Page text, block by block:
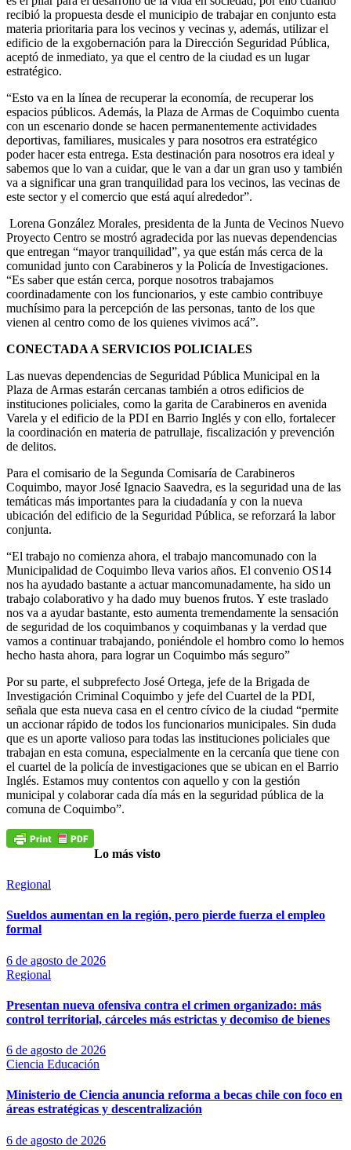
recibió la propuesta desde el municipio de trabajar en conjunto esta
materia prioritaria para los vecinos y vecinas y, además, utilizar el
edificio de la exgobernación para la Dirección Seguridad Pública,
aceptó de inmediato, ya que el centro de la ciudad es un lugar
estratégico.
“Esto va en la línea de recuperar la economía, de recuperar los
espacios públicos. Además, la Plaza de Armas de Coquimbo cuenta
con un escenario donde se hacen permanentemente actividades
deportivas, familiares, musicales y para nosotros era estratégico
poder hacer esta entrega. Esta destinación para nosotros era ideal y
sabemos que lo van a cuidar, que le van a dar un gran uso y también
va a significar una gran tranquilidad para los vecinos, las vecinas de
este sector y el comercio que está aquí alrededor”.
Lorena González Morales, presidenta de la Junta de Vecinos Nuevo
Proyecto Centro se mostró agradecida por las nuevas dependencias
que entregan “mayor tranquilidad”, ya que están más cerca de la
comunidad junto con Carabineros y la Policía de Investigaciones.
“Es saber que están cerca, porque nosotros trabajamos
coordinadamente con los funcionarios, y este cambio contribuye
muchísimo para la percepción de las personas, tanto de los que
vienen al centro como de los quienes vivimos acá”.
CONECTADA A SERVICIOS POLICIALES
Las nuevas dependencias de Seguridad Pública Municipal en la
Plaza de Armas estarán cercanas también a otros edificios de
instituciones policiales, como la garita de Carabineros en avenida
Varela y el edificio de la PDI en Barrio Inglés y con ello, fortalecer
la coordinación en materia de patrullaje, fiscalización y prevención
de delitos.
Para el comisario de la Segunda Comisaría de Carabineros
Coquimbo, mayor José Ignacio Saavedra, es la seguridad una de las
temáticas más importantes para la ciudadanía y con la nueva
ubicación del edificio de la Seguridad Pública, se reforzará la labor
conjunta.
“El trabajo no comienza ahora, el trabajo mancomunado con la
Municipalidad de Coquimbo lleva varios años. El convenio OS14
nos ha ayudado bastante a actuar mancomunadamente, ha sido un
trabajo colaborativo y ha dado muy buenos frutos. Y este traslado
nos va a ayudar bastante, esto aumenta tremendamente la sensación
de seguridad de los coquimbanos y coquimbanas y la verdad que
vamos a continuar trabajando, poniéndole el hombro como lo hemos
hecho hasta ahora, para lograr un Coquimbo más seguro”
Por su parte, el subprefecto José Ortega, jefe de la Brigada de
Investigación Criminal Coquimbo y jefe del Cuartel de la PDI,
señala que esta nueva casa en el centro cívico de la ciudad “permite
un accionar rápido de todos los funcionarios municipales. Sin duda
que es un aporte valioso para todas las instituciones policiales que
trabajan en esta comuna, especialmente en la cercanía que tiene con
el cuartel de la policía de investigaciones que se ubican en el Barrio
Inglés. Estamos muy contentos con aquello y con la gestión
municipal y colaborar cada día más en la seguridad pública de la
comuna de Coquimbo”.
Lo más visto
Regional
Sueldos aumentan en la región, pero pierde fuerza el empleo
formal
6 de agosto de 2026
Regional
Presentan nueva ofensiva contra el crimen organizado: más
control territorial, cárceles más estrictas y decomiso de bienes
6 de agosto de 2026
Ciencia Educación
Ministerio de Ciencia anuncia reforma a becas chile con foco en
áreas estratégicas y descentralización
6 de agosto de 2026